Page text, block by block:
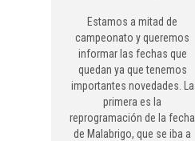
Estamos a mitad de
campeonato y queremos
informar las fechas que
quedan ya que tenemos
importantes novedades. La
primera es la
reprogramación de la fecha
de Malabrigo, que se iba a